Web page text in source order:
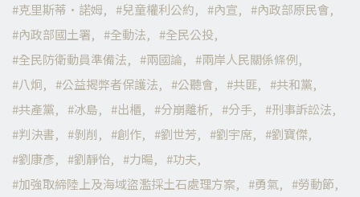
克里斯蒂·諾姆
兒童權利公約 內宣
內政部原民會
內政部國土署
全動法
全民公投
全民防衛動員準備法
兩國論
兩岸人民關係條例
八炯
公益揭弊者保護法 公聽會 共匪
共和黨
共產黨
冰島 出櫃 分崩離析 分手
刑事訴訟法
判決書
剝削 創作 劉世芳 劉宇席
劉寶傑
劉康彥
劉靜怡 力暘
功夫
加強取締陸上及海域盜濫採土石處理方案
勇氣
勞動節